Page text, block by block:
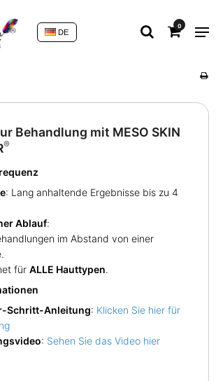
0
DE
Behandlung mit MESO SKIN
®
: Lang anhaltende Ergebnisse bis zu 4
Ablauf:
im Abstand von einer
für ALLE Hauttypen.
Schritt-Anleitung: Klicken Sie hier für
: Sehen Sie das Video hier